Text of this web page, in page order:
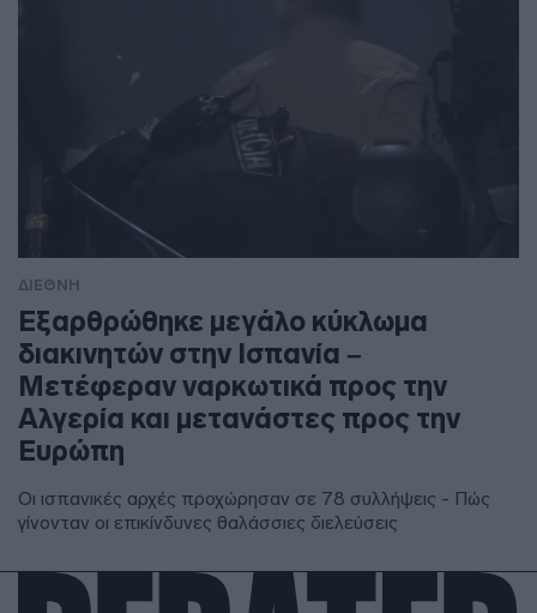
ΔΙΕΘΝΗ
Εξαρθρώθηκε μεγάλο κύκλωμα
διακινητών στην Ισπανία –
Μετέφεραν ναρκωτικά προς την
Αλγερία και μετανάστες προς την
Ευρώπη
Οι ισπανικές αρχές προχώρησαν σε 78 συλλήψεις - Πώς
γίνονταν οι επικίνδυνες θαλάσσιες διελεύσεις